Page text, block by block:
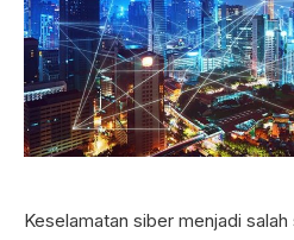
Keselamatan siber menjadi